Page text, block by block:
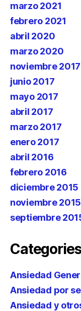
marzo 2021
febrero 2021
abril 2020
marzo 2020
noviembre 2017
junio 2017
mayo 2017
abril 2017
marzo 2017
enero 2017
abril 2016
febrero 2016
diciembre 2015
noviembre 2015
septiembre
Categories
Ansiedad
Ansiedad por
Ansiedad y